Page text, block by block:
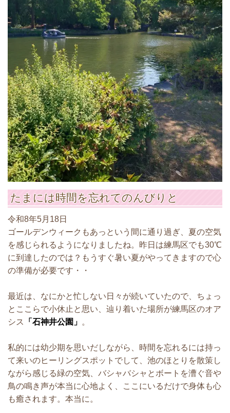
たまには時間を忘れてのんびりと
令和8年5月18日
ゴールデンウィークもあっという間に通り過ぎ、夏の空気
を感じられるようになりましたね。昨日は練馬区でも30℃
に到達したのでは？もうすぐ暑い夏がやってきますので心
の準備が必要です・・
最近は、なにかと忙しない日々が続いていたので、ちょっ
とここらで小休止と思い、辿り着いた場所が練馬区のオア
シス
「石神井公園」 。
私的には幼少期を思いだしながら、時間を忘れるには持っ
て来いのヒーリングスポットでして、池のほとりを散策し
ながら感じる緑の空気、バシャバシャとボートを漕ぐ音や
鳥の鳴き声が本当に心地よく、ここにいるだけで身体も心
も癒されます。本当に。